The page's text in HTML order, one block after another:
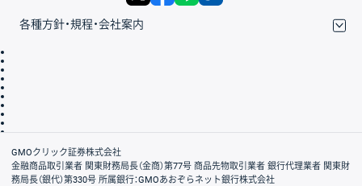
各種方針・規程・会社案内
会社案内
GMOクリック証券株式会社
金融商品取引業者 関東財務局長（金商）第77号 商品先物取引業者 銀行代理業者 関東財
務局長（銀代）第330号 所属銀行：GMOあおぞらネット銀行株式会社